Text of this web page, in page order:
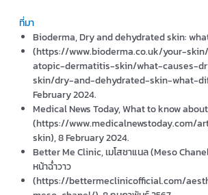
ที่มา
Bioderma, Dry and dehydrated skin:
(https://www.bioderma.co.uk/your-
atopic-dermatitis-skin/what-causes-
skin/dry-and-dehydrated-skin-what-
February 2024.
Medical News Today, What to know
(https://www.medicalnewstoday.com/
skin), 8 February 2024.
Better Me Clinic, เมโสชาแนล (Meso
หน้าฉ่ำวาว
(https://bettermeclinicofficial.com/